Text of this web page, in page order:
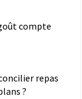
compte
repas
?